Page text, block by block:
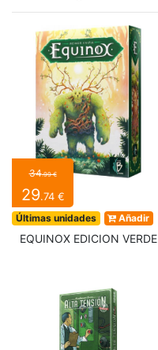
34.99 €
29.74 €
Últimas unidades Añadir
EQUINOX EDICION VERDE